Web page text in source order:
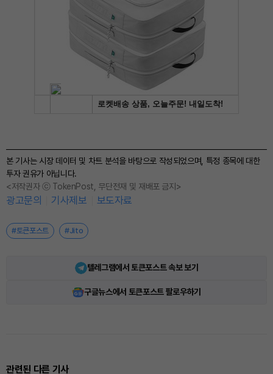
본 기사는 시장 데이터 및 차트 분석을 바탕으로 작성되었으며, 특정 종목에 대한
투자 권유가 아닙니다.
<저작권자 ⓒ TokenPost, 무단전재 및 재배포 금지>
광고문의 기사제보 보도자료
#토큰포스트 #Jito
텔레그램에서 토큰포스트 속보 보기
구글뉴스에서 토큰포스트 팔로우하기
관련된 다른 기사